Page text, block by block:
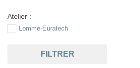
Atelier :
Lomme-Euratech
FILTRER